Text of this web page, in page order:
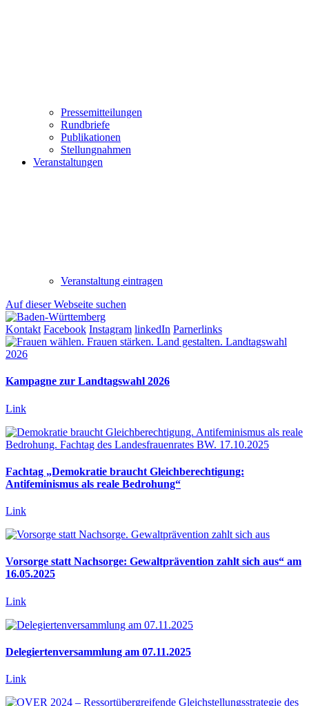
Pressemitteilungen
Rundbriefe
Publikationen
Stellungnahmen
Veranstaltungen
Veranstaltung eintragen
Auf dieser Webseite suchen
Kontakt Facebook Instagram linkedIn Parnerlinks
Kampagne zur Landtagswahl 2026
Link
Fachtag „Demokratie braucht Gleichberechtigung:
Antifeminismus als reale Bedrohung“
Link
Vorsorge statt Nachsorge: Gewaltprävention zahlt sich aus“ am
16.05.2025
Link
Delegiertenversammlung am 07.11.2025
Link